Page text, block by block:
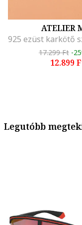
ATELIER
17.299 Ft -
12.899
Legutóbb